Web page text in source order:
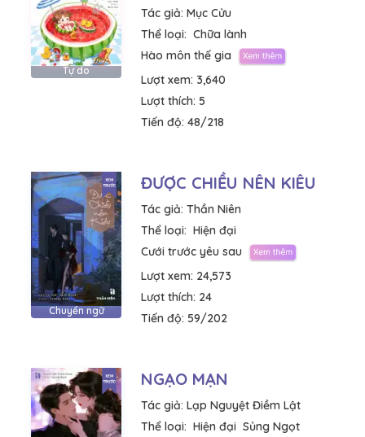
Tự do
Tác giả: Mục Cửu
Thể loại: Chữa lành
Hào môn thế gia
Lượt xem: 3,640
Lượt thích: 5
Tiến độ: 48/218
Chuyển ngữ
ĐƯỢC CHIỀU NÊN KIÊU
Tác giả: Thần Niên
Thể loại: Hiện đại
Cưới trước yêu sau
Lượt xem: 24,573
Lượt thích: 24
Tiến độ: 59/202
NGẠO MẠN
Tác giả: Lạp Nguyệt Điềm Lật
Thể loại: Hiện đại Sủng Ngọt